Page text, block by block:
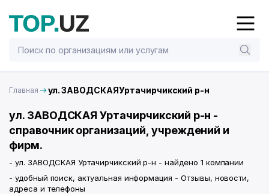
Главная ул. ЗАВОДСКАЯУртачирчикский р-н
ул. ЗАВОДСКАЯ Уртачирчикский р-н -
справочник организаций, учреждений и
фирм.
- ул. ЗАВОДСКАЯ Уртачирчикский р-н - найдено 1 компании
- удобный поиск, актуальная информация - Отзывы, новости,
адреса и телефоны